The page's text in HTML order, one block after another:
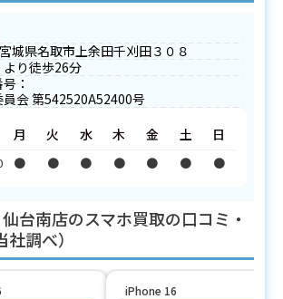
城県名取市上余田千刈田３０８
より徒歩26分
：
会 第542520A52400号
月
●
火
●
水
●
木
●
金
●
土
●
日
●
台南店のスマホ買取の口コミ・
調べ）
iPhone 16